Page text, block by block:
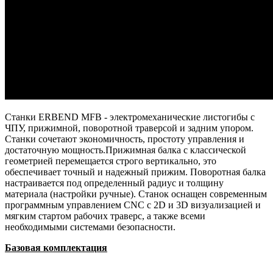
Станки ERBEND MFB - электромеханические листогибы с
ЧПУ, прижимной, поворотной траверсой и задним упором.
Станки сочетают экономичность, простоту управления и
достаточную мощность.Прижимная балка с классической
геометрией перемещается строго вертикально, это
обеспечивает точный и надежный прижим. Поворотная балка
настраивается под определенный радиус и толщину
материала (настройки ручные). Станок оснащен современным
программным управлением CNC с 2D и 3D визуализацией и
мягким стартом рабочих траверс, а также всеми
необходимыми системами безопасности.
Базовая комплектация